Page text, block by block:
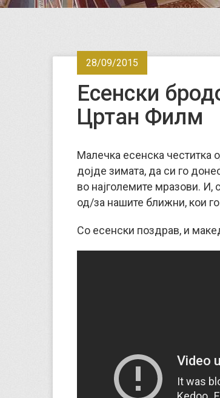
28/09/2015
Есенски
Цртан Филм
Малечка есенска
дојде зимата, да си го
во најголемите мразови. И,
од/за нашите ближни, кои
Со есенски поздрав, и